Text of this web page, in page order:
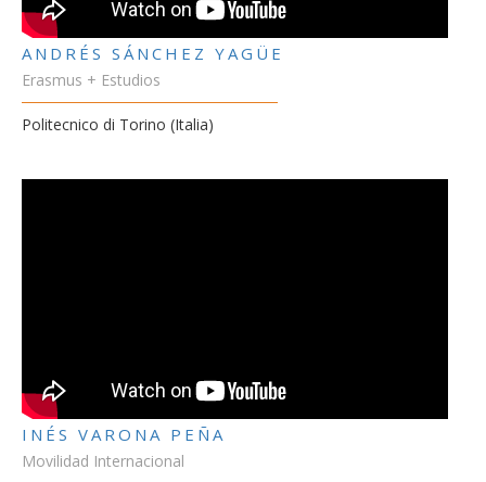
ANDRÉS SÁNCHEZ YAGÜE
Erasmus + Estudios
Politecnico di Torino (Italia)
INÉS VARONA PEÑA
Movilidad Internacional